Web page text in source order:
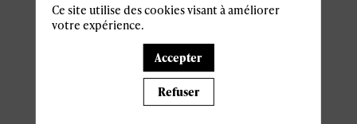
13:30 -14:30
S'inscrire
Ce site utilise des cookies visant à améliorer
votre expérience.
Accepter
Refuser